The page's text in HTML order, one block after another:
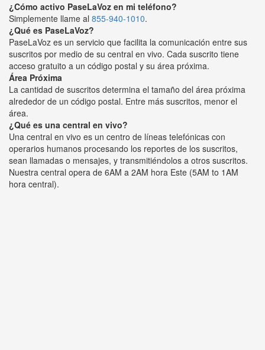
¿Cómo activo PaseLaVoz en mi teléfono?
Simplemente llame al 855-940-1010.
¿Qué es PaseLaVoz?
PaseLaVoz es un servicio que facilita la comunicación entre sus
suscritos por medio de su central en vivo. Cada suscrito tiene
acceso gratuito a un código postal y su área próxima.
Área Próxima
La cantidad de suscritos determina el tamaño del área próxima
alrededor de un código postal. Entre más suscritos, menor el
área.
¿Qué es una central en vivo?
Una central en vivo es un centro de líneas telefónicas con
operarios humanos procesando los reportes de los suscritos,
sean llamadas o mensajes, y transmitiéndolos a otros suscritos.
Nuestra central opera de 6AM a 2AM hora Este (5AM to 1AM
hora central).